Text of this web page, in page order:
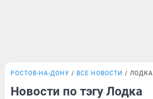
РОСТОВ-НА-ДОНУ ВСЕ НОВОСТИ ЛОДКА
Новости по тэгу Лодка